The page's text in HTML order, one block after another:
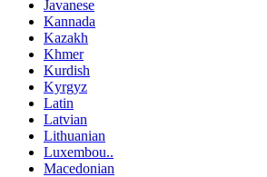
Javanese
Kannada
Kazakh
Khmer
Kurdish
Kyrgyz
Latin
Latvian
Lithuanian
Luxembou..
Macedonian